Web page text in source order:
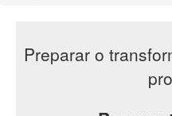
Preparar o